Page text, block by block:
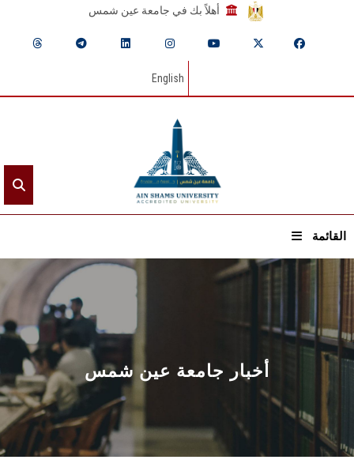
أهلاً بك في جامعة عين شمس
English
القائمة
الرئيسيـة
عن الجامعة
القطاعـات
الشئون الأكاديمية
البحث العلمي
أخبار جامعة عين شمس